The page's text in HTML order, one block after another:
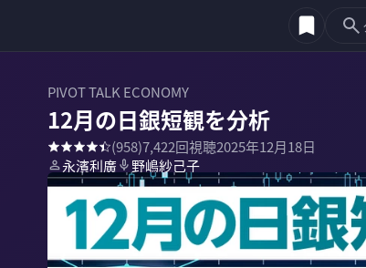
PIVOT TALK ECONOMY
12月の日銀短観を分析
(958)7,422回視聴2025年12月18日
永濱利廣
野嶋紗己子